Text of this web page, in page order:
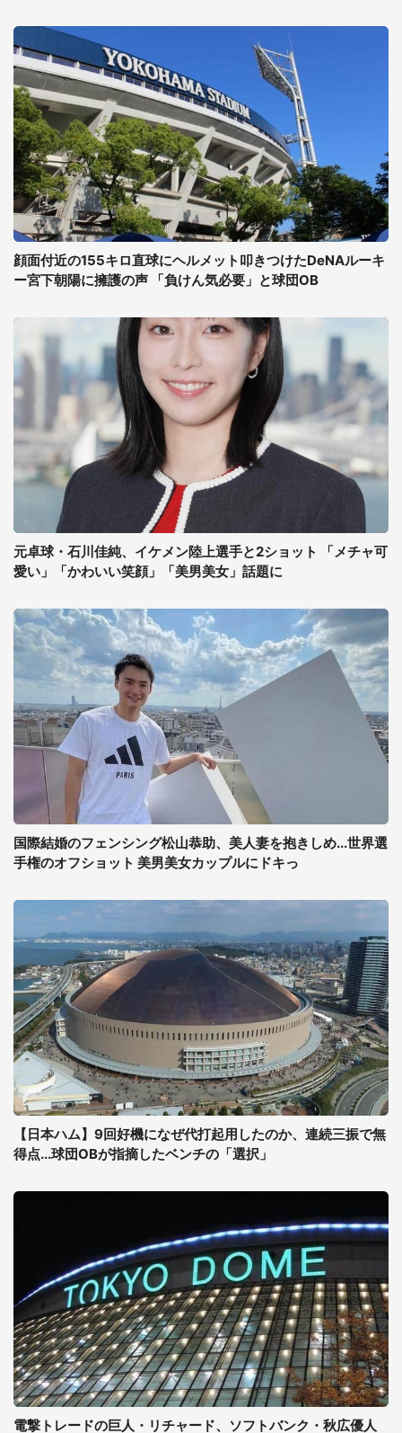
顔面付近の155キロ直球にヘルメット叩きつけたDeNAルーキ
ー宮下朝陽に擁護の声 「負けん気必要」と球団OB
元卓球・石川佳純、イケメン陸上選手と2ショット 「メチャ可
愛い」「かわいい笑顔」「美男美女」話題に
国際結婚のフェンシング松山恭助、美人妻を抱きしめ...世界選
手権のオフショット 美男美女カップルにドキっ
【日本ハム】9回好機になぜ代打起用したのか、連続三振で無
得点...球団OBが指摘したベンチの「選択」
電撃トレードの巨人・リチャード、ソフトバンク・秋広優人